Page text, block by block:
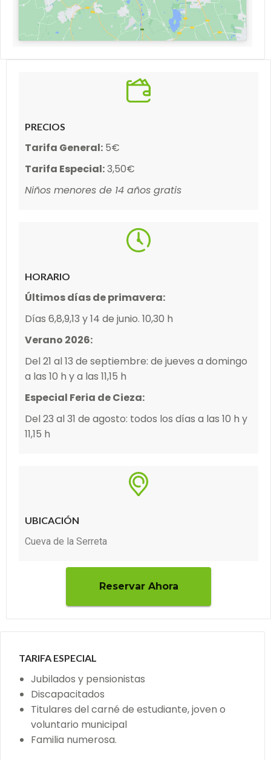
PRECIOS
Tarifa General: 5€
Tarifa Especial:3,50€
Niños menores de 14 años gratis
HORARIO
Últimos días de primavera:
Días 6,8,9,13 y 14 de junio. 10,30 h
Verano 2026:
Del 21 al 13 de septiembre: de jueves a domingo
a las 10 h y a las 11,15 h
Especial Feria de Cieza:
Del 23 al 31 de agosto: todos los días a las 10 h y
11,15 h
UBICACIÓN
Cueva de la Serreta
TARIFA ESPECIAL
Jubilados y pensionistas
Discapacitados
Titulares del carné de estudiante, joven o
voluntario municipal
Familia numerosa.